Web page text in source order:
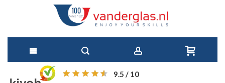
9.5 / 10